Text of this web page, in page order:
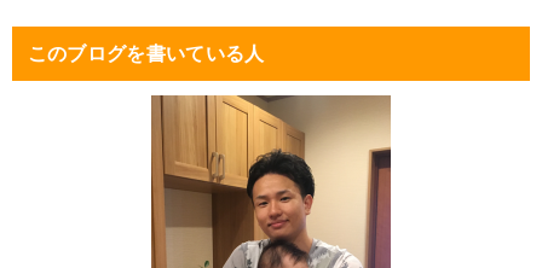
このブログを書いている人